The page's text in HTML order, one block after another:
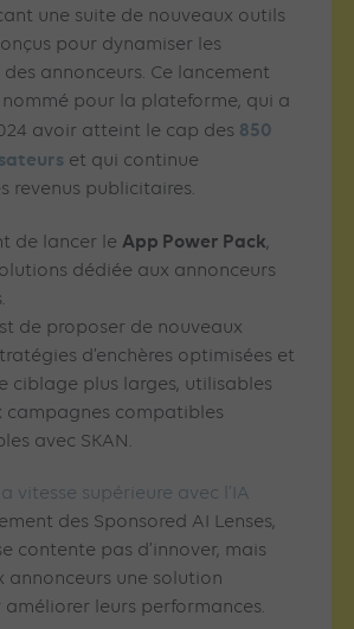
une suite de nouveaux outils
pour dynamiser les
annonceurs. Ce lancement
pour la plateforme, qui a
avoir atteint le cap des 850
et qui continue
revenus publicitaires.
de lancer leApp Power Pack,
dédiée aux annonceurs
de proposer de nouveaux
d’enchères optimisées et
ciblage plus larges, utilisables
campagnes compatibles
avec SKAN.
la vitesse supérieure avec l’IA
des Sponsored AI Lenses,
contente pas d’innover, mais
annonceurs une solution
leurs performances.